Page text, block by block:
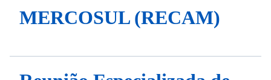
MERCOSUL (RECAM)